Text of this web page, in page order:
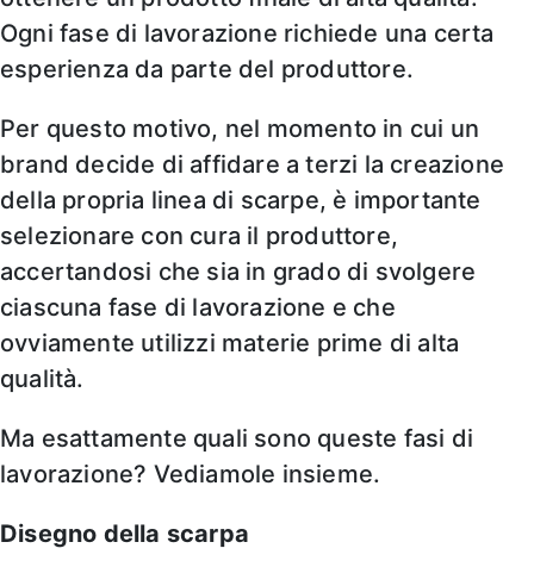
Ogni fase di lavorazione richiede una certa
esperienza da parte del produttore.
Per questo motivo, nel momento in cui un
brand decide di affidare a terzi la creazione
della propria linea di scarpe, è importante
selezionare con cura il produttore,
accertandosi che sia in grado di svolgere
ciascuna fase di lavorazione e che
ovviamente utilizzi materie prime di alta
qualità.
Ma esattamente quali sono queste fasi di
lavorazione? Vediamole insieme.
Disegno della scarpa